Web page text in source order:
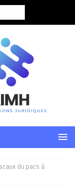
du pacs à